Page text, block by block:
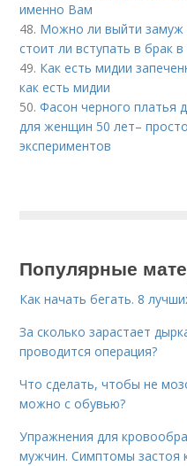
именно Вам
48. Можно ли выйти замуж
стоит ли вступать в брак
49. Как есть мидии
как есть мидии
50.Фасон черного платья
для женщин 50 лет–
экспериментов
Популярные
Как начать бегать. 8
За сколько зарастает
проводится операция?
Что сделать, чтобы не
можно с обувью?
Упражнения для
мужчин. Симптомы застоя